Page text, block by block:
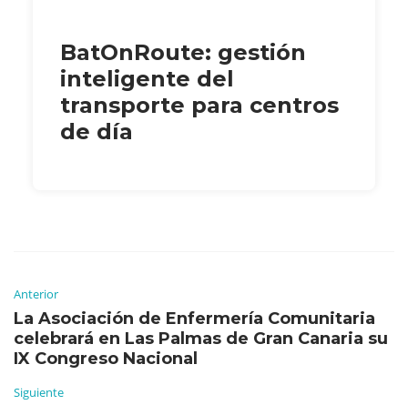
BatOnRoute: gestión
inteligente del
transporte para centros
de día
Anterior
La Asociación de Enfermería Comunitaria
celebrará en Las Palmas de Gran Canaria su
IX Congreso Nacional
Siguiente